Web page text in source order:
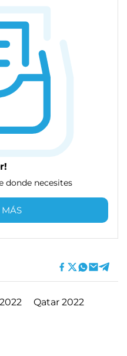
donde necesites
Qatar 2022